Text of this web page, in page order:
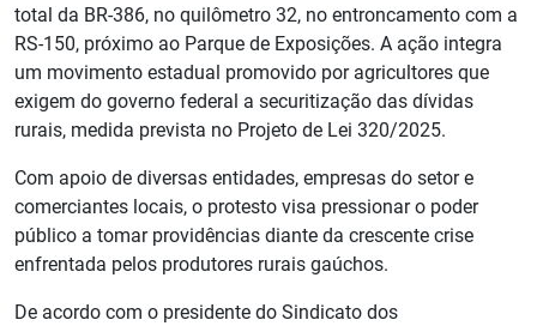
total da BR-386, no quilômetro 32, no entroncamento com a
RS-150, próximo ao Parque de Exposições. A ação integra
um movimento estadual promovido por agricultores que
exigem do governo federal a securitização das dívidas
rurais, medida prevista no Projeto de Lei 320/2025.
Com apoio de diversas entidades, empresas do setor e
comerciantes locais, o protesto visa pressionar o poder
público a tomar providências diante da crescente crise
enfrentada pelos produtores rurais gaúchos.
De acordo com o presidente do Sindicato dos